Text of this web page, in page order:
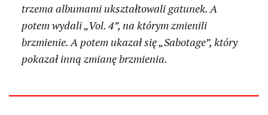
trzema albumami ukształtowali gatunek. A
potem wydali „Vol. 4”, na którym zmienili
brzmienie. A potem ukazał się „Sabotage”, który
pokazał inną zmianę brzmienia.